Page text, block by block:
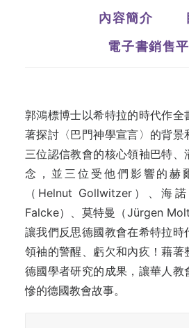
內容簡介
電子書銷售
郭鴻標博士以希特拉的時代作全
著探討〈巴門神學宣言〉的背景
三位認信教會的核心領袖巴特、
念，並三位受他們影響的赫
（Helnut Gollwitzer）、海
Falcke）、莫特曼（Jürgen
讓我們反思德國教會在希特拉時
領袖的警醒、虧欠和內疚！藉著
德國學者研究的成果，讓華人教
慘的德國教會故事。